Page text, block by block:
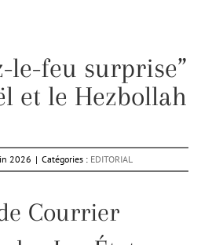
le-feu surprise”
et le Hezbollah
2026 | Catégories : EDITORIAL
Courrier